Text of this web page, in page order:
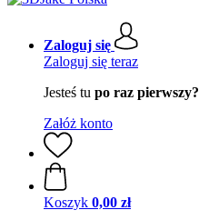
Zaloguj się
Zaloguj się teraz
Jesteś tu po raz pierwszy?
Załóż konto
Koszyk 0,00 zł